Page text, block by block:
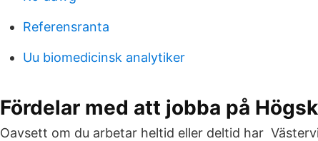
Referensranta
Uu biomedicinsk analytiker
Fördelar med att jobba på
Oavsett om du arbetar heltid eller deltid har